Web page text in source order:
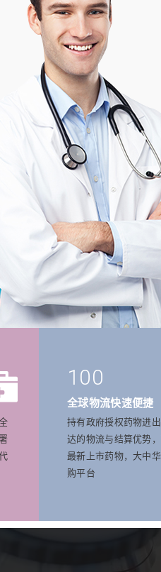
100
全球物流快速便捷
持有政府授权药物进
达的物流与结算优势
最新上市药物，大中
购平台